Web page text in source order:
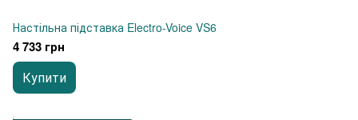
Настільна підставка Electro-Voice VS6
4 733 грн
Купити